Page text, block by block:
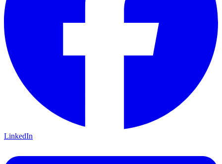
LinkedIn